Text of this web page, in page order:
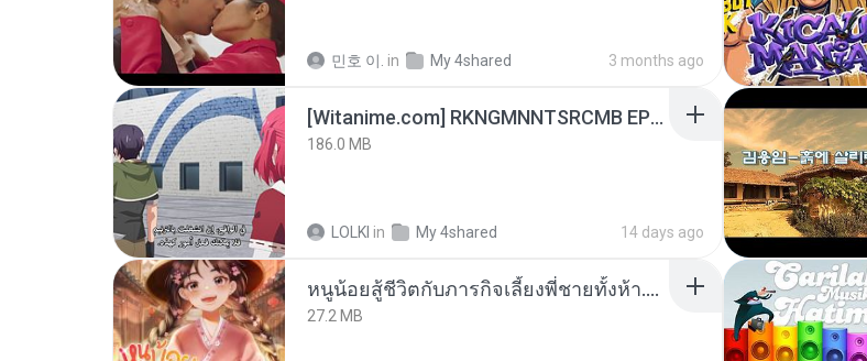
민호 이. in My 4shared 3 months ago
[Witanime.com] RKNGMNNTSRCMB EP 05 HD.mp4
186.0 MB
LOLKI in My 4shared 14 days ago
หนูน้อยสู้ชีวิตกับภารกิจเลี้ยงพี่ชายทั้งห้า.pdf
27.2 MB